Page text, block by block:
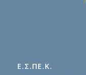
Ε.Σ.ΠΕ.Κ.